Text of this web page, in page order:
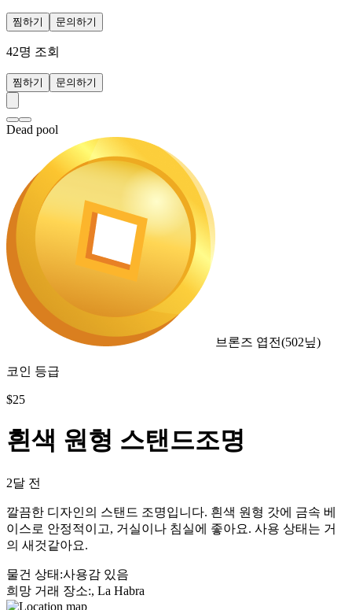
찜하기 문의하기
42명 조회
찜하기 문의하기
Dead pool
브론즈 엽전(502닢)
코인 등급
$25
흰색 원형 스탠드조명
2달 전
깔끔한 디자인의 스탠드 조명입니다. 흰색 원형 갓에 금속 베
이스로 안정적이고, 거실이나 침실에 좋아요. 사용 상태는 거
의 새것같아요.
물건 상태 :사용감 있음
희망 거래 장소:, La Habra